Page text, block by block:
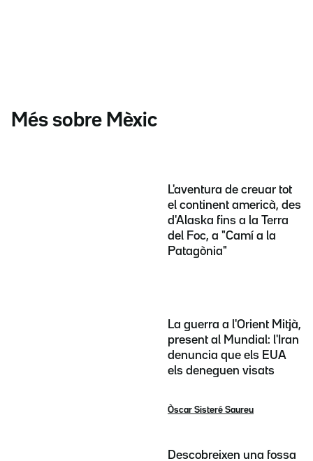
Més sobre Mèxic
L'aventura de creuar tot
el continent americà, des
d'Alaska fins a la Terra
del Foc, a "Camí a la
Patagònia"
La guerra a l'Orient Mitjà,
present al Mundial: l'Iran
denuncia que els EUA
els deneguen visats
Òscar Sisteré Saureu
Descobreixen una fossa